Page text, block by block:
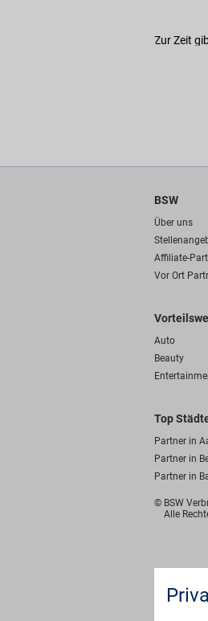
Zur Zeit
BSW
Über uns
Affiliate-
Vor Ort
Auto
Beauty
Top
Partner in
Partner in
Partner in
© BSW
Alle